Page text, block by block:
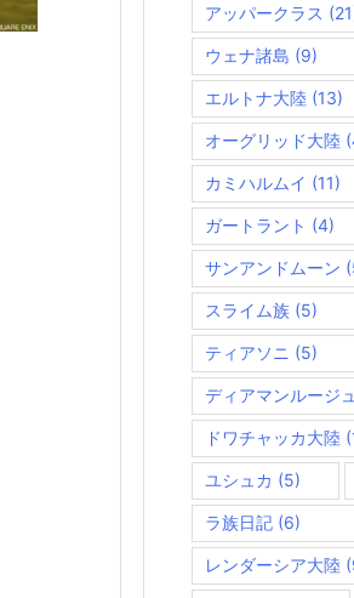
アッパークラス
ウェナ諸島 (9)
エルトナ大陸 (13)
オーグリッド大陸
カミハルムイ (11)
ガートラント (4)
サンアンドムーン
スライム族 (5)
ティアソニ (5)
ディアマンルージュ
ドワチャッカ大陸
ユシュカ (5)
ラ族日記 (6)
レンダーシア大陸